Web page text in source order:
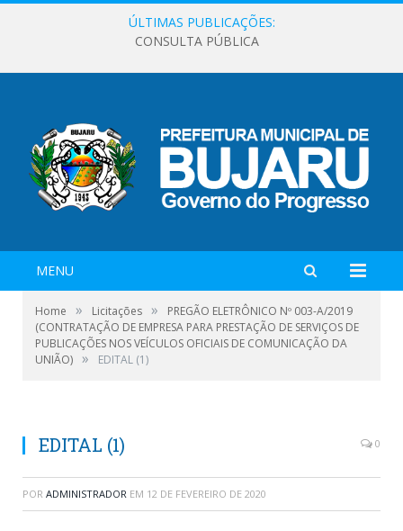
ÚLTIMAS PUBLICAÇÕES:
CONSULTA PÚBLICA
MENU
Home » Licitações »
PREGÃO ELETRÔNICO Nº 003-A/2019
(CONTRATAÇÃO DE EMPRESA PARA PRESTAÇÃO DE SERVIÇOS DE
PUBLICAÇÕES NOS VEÍCULOS OFICIAIS DE COMUNICAÇÃO DA
UNIÃO) » EDITAL (1)
EDITAL (1) 0
POR ADMINISTRADOR EM 12 DE FEVEREIRO DE 2020